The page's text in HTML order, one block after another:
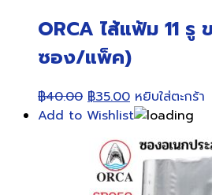
ORCA ไส้แฟ้ม 11 รู
ซอง/แพ็ค)
฿40.00 Original
price
฿40.00.
฿35.00Current
price
฿35.00.
หยิบใส่ตะกร้า
Add to Wishlist